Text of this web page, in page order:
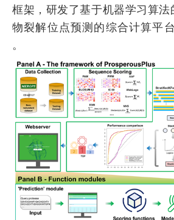
框架，研发了基于机器学习算
物裂解位点预测的综合计算平
。